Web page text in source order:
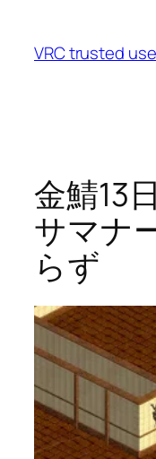
VRC trusted
金鯖13
サマナ
らず